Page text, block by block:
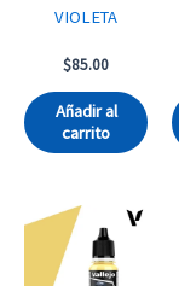
VIOLETA
$85.00
Añadir al
carrito